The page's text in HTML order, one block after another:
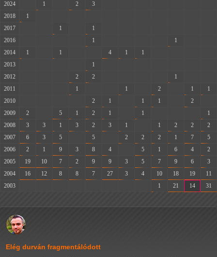
2024
1 2 3
2018
1
2017
1 1
2016
1 1
2014
1 1 4 1 1
2013
1
2012
2 2 1
2011
1 1 2 1
1
2010
2 1 1 1 2
2009
2 5 1 2 1 1
1
2008
3 3 1 3 2 3 1 1 2 2
2
2007
6 3 5 5 2 2 2 1 7
5
2006
2 1 9 3 8 4 5 1 6 4
2
2005
19 10 7 2 9 9 3 5 7 9 6
3
2004
16 12 8 8 7 27 3 4 10 18 19
11
2003
1 21 14 31
Elég durván fragmentálódott